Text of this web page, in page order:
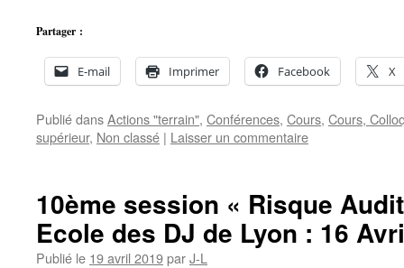
Partager :
E-mail Imprimer Facebook X
Publié dansActions "terrain", Conférences, Cours, Cours,
supérieur, Non classé | Laisser un commentaire
10ème session « Risque
Ecole des DJ de Lyon : 16
Publié le 19 avril 2019parJ-L